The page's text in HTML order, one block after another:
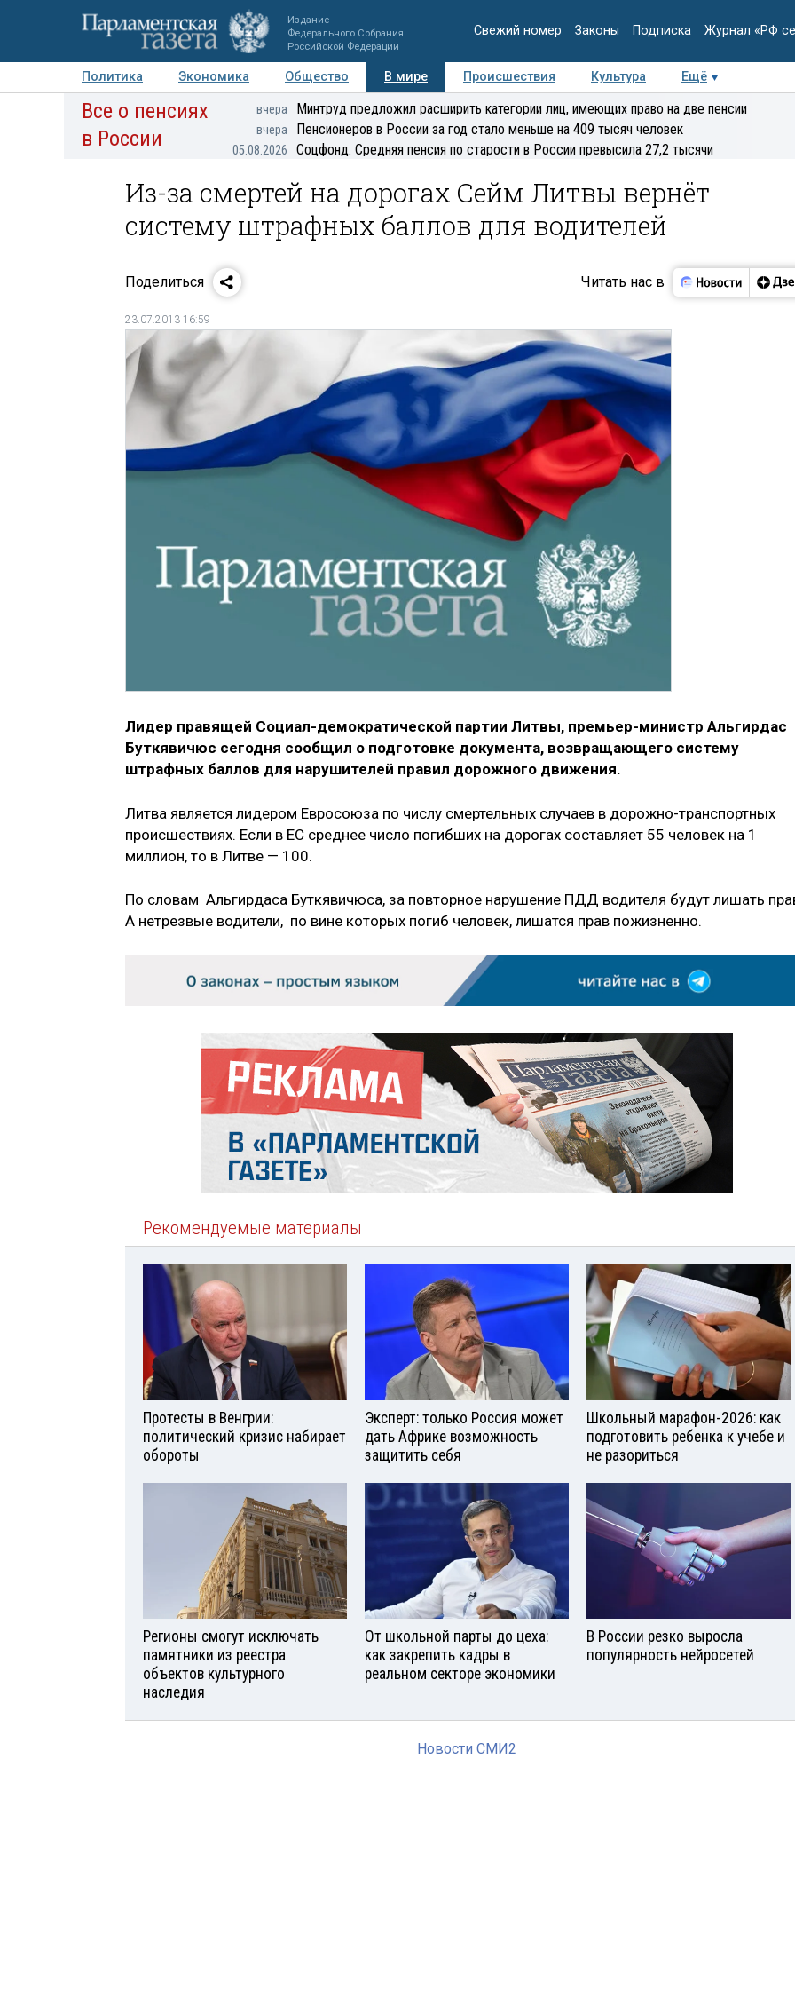
Издание
Федерального Собрания
Российской Федерации
Свежий номер Законы Подписка Журнал «РФ
Политика Экономика Общество В мире Происшествия Культура
Ещё
Авторы Персоны Мнения Регионы Медиацентр Интервью Колумнисты
Все о пенсиях
в России
вчера Минтруд предложил расширить категории лиц, имеющих право на две пенсии
вчера Пенсионеров в России за год стало меньше на 409 тысяч человек
05.08.2026 Соцфонд: Средняя пенсия по старости в России превысила 27,2 тысячи
Из-за смертей на дорогах Сейм Литвы вернёт
систему штрафных баллов для водителей
Поделиться Читать нас в
23.07.2013 16:59
Лидер правящей Социал-демократической партии Литвы, премьер-министр Альгирдас
Буткявичюс сегодня сообщил о подготовке документа, возвращающего систему
штрафных баллов для нарушителей правил дорожного движения.
Литва является лидером Евросоюза по числу смертельных случаев в дорожно-транспортных
происшествиях. Если в ЕС среднее число погибших на дорогах составляет 55 человек на 1
миллион, то в Литве — 100.
По словам Альгирдаса Буткявичюса, за повторное нарушение ПДД водителя будут лишать
А нетрезвые водители, по вине которых погиб человек, лишатся прав пожизненно.
Рекомендуемые материалы
Протесты в Венгрии:
политический кризис набирает
обороты
Эксперт: только Россия может
дать Африке возможность
защитить себя
Школьный марафон-2026: как
подготовить ребенка к учебе и
не разориться
Регионы смогут исключать
памятники из реестра
объектов культурного
наследия
От школьной парты до цеха:
как закрепить кадры в
реальном секторе экономики
В России резко выросла
популярность нейросетей
Новости СМИ2